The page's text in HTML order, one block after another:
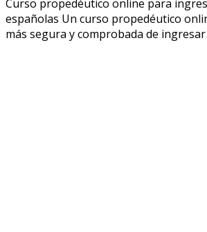
Curso propedéutico online para
españolas Un curso propedéutico
más segura y comprobada de